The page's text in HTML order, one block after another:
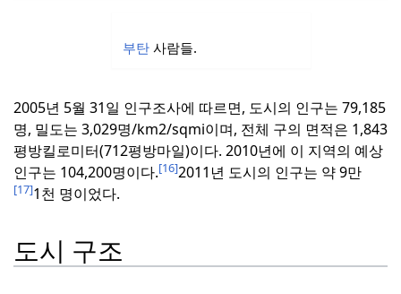
부탄 사람들.
2005년 5월 31일 인구조사에 따르면, 도시의 인구는 79,185
명, 밀도는 3,029명/km2/sqmi이며, 전체 구의 면적은 1,843
평방킬로미터(712평방마일)이다. 2010년에 이 지역의 예상
인구는 104,200명이다.[16]2011년 도시의 인구는 약 9만
[17]1천 명이었다.
도시 구조